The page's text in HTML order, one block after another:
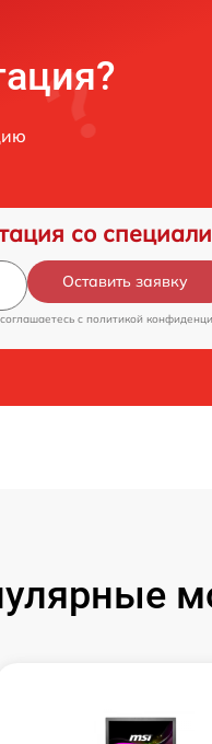
со
Оставить заявку
c политикой